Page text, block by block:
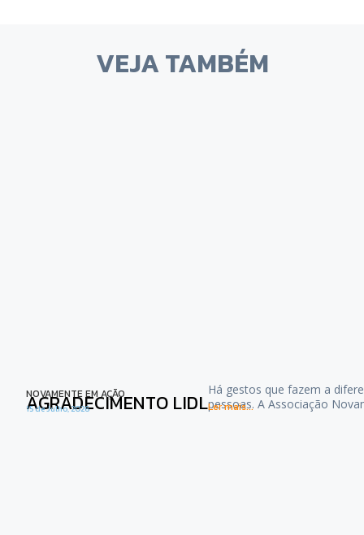
VEJA TAMBÉM
NOVAMENTE EM AÇÃO
AGRADECIMENTO LIDL
15 de Julho, 2026
Há gestos que fazem a
pessoas. A Associação
Ler mais...